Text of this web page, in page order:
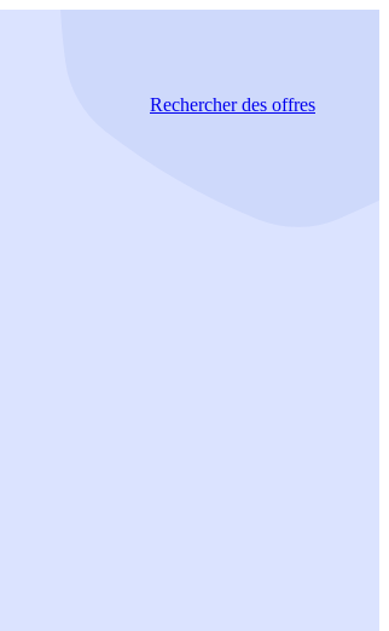
Rechercherdes offres